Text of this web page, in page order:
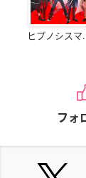
ヒプノシスマ
フォ